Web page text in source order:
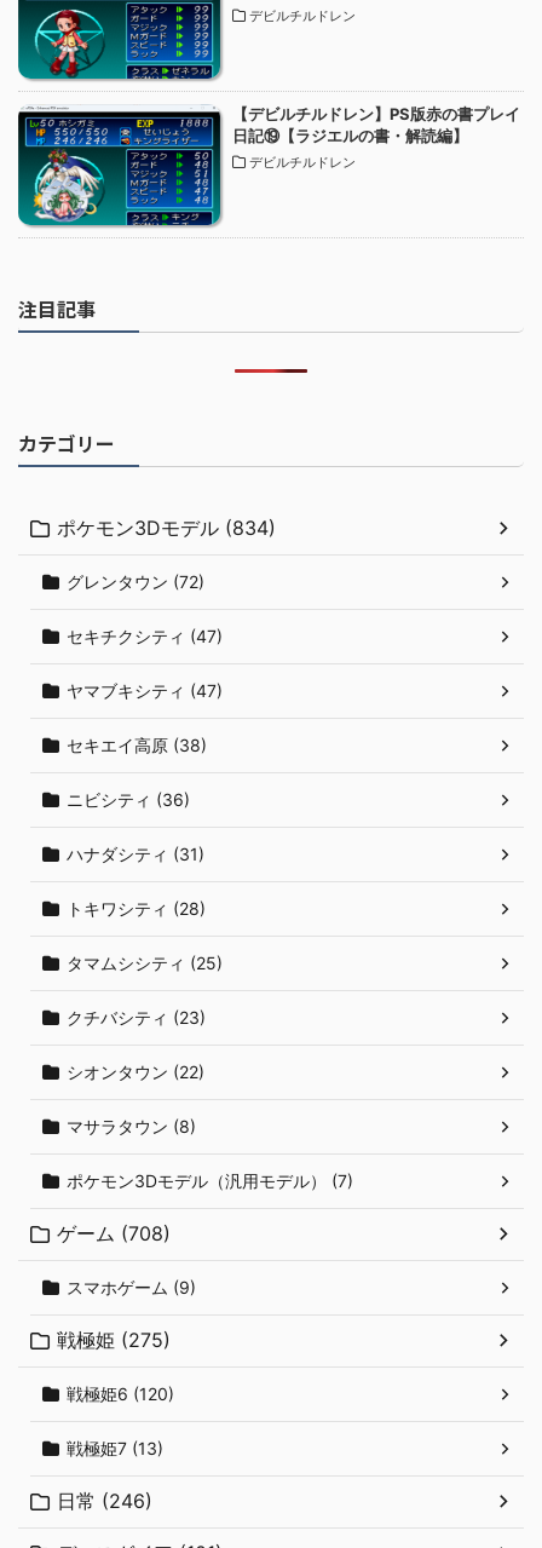
デビルチルドレン
【デビルチルドレン】PS版赤の書プレイ
日記⑲【ラジエルの書・解読編】
デビルチルドレン
注目記事
カテゴリー
ポケモン3Dモデル (834)
グレンタウン (72)
セキチクシティ (47)
ヤマブキシティ (47)
セキエイ高原 (38)
ニビシティ (36)
ハナダシティ (31)
トキワシティ (28)
タマムシシティ (25)
クチバシティ (23)
シオンタウン (22)
マサラタウン (8)
ポケモン3Dモデル（汎用モデル） (7)
ゲーム (708)
スマホゲーム (9)
戦極姫 (275)
戦極姫6 (120)
戦極姫7 (13)
日常 (246)